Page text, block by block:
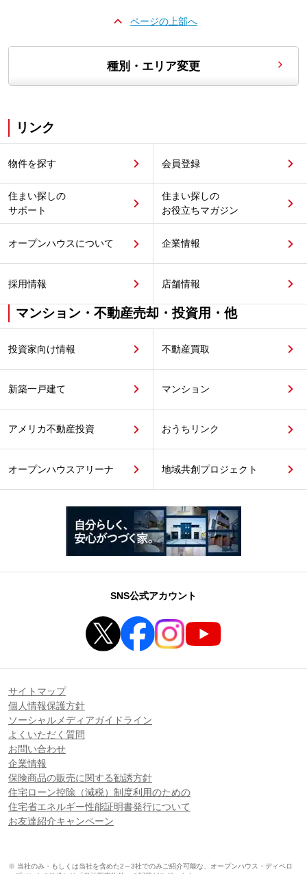
ページの上部へ
種別・エリア変更
リンク
物件を探す 会員登録
住まい探しの
サポート
住まい探しの
お役立ちマガジン
オープンハウスについて 企業情報
採用情報 店舗情報
マンション・不動産売却・投資用・他
投資家向け情報 不動産買取
新築一戸建て マンション
アメリカ不動産投資 おうちリンク
オープンハウスアリーナ 地域共創プロジェクト
SNS公式アカウント
サイトマップ
個人情報保護方針
ソーシャルメディアガイドライン
よくいただく質問
お問い合わせ
企業情報
保険商品の販売に関する勧誘方針
住宅ローン控除（減税）制度利用のための
住宅省エネルギー性能証明書発行について
お友達紹介キャンペーン
※ 当社のみ・もしくは当社を含めた2～3社でのみご紹介可能な、オープンハウス・ディベロ